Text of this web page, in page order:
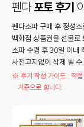
펜다포토 후기
펜다소파 구매 후 정성
백화점 상품권을 선물로
소파 수령 후 30일 이내
사전고지없이 삭제 될 수
※ 후기 작성 가이드 : 직
기준으로 합니다.